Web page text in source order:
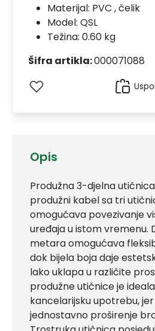
Opis
Produžna 3-djelna utičnica
produžni kabel sa tri
omogućava povezivanje
uređaja u istom vremenu.
metara omogućava
dok bijela boja daje
lako uklapa u različite
produžne utičnice je
kancelarijsku upotrebu,
jednostavno proširenje
Materijal: PVC , čelik
Model: QSL
Težina: 0.60 kg
Šifra artikla:000071088